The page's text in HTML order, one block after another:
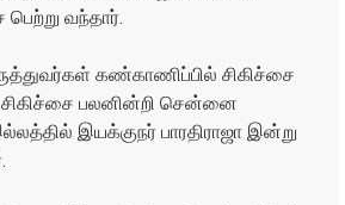
பெற்று வந்தார்.
கண்காணிப்பில் சிகிச்சை
சிகிச்சை பலனின்றி சென்னை
இயக்குநர் பாரதிராஜா இன்று